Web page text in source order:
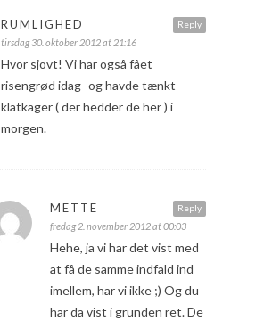
Reply
RUMLIGHED
tirsdag 30. oktober 2012 at 21:16
Hvor sjovt! Vi har også fået
risengrød idag- og havde tænkt
klatkager ( der hedder de her ) i
morgen.
Reply
METTE
fredag 2. november 2012 at 00:03
Hehe, ja vi har det vist med
at få de samme indfald ind
imellem, har vi ikke ;) Og du
har da vist i grunden ret. De